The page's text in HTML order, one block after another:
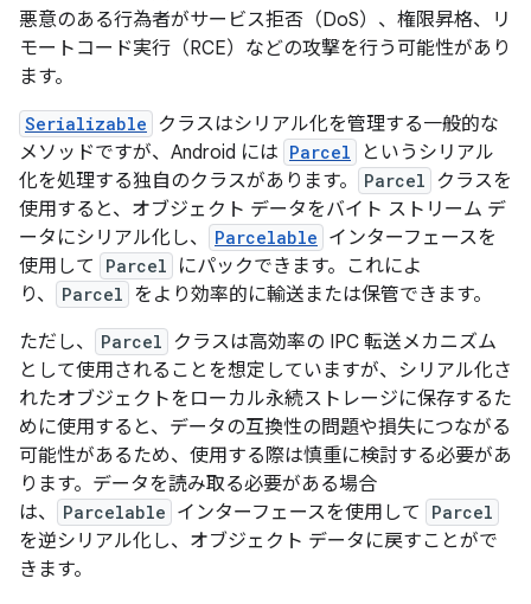
悪意のある行為者がサービス拒否（DoS）、権限昇格、リ
モートコード実行（RCE）などの攻撃を行う可能性があり
ます。
Serializable
クラスはシリアル化を管理する一般的な
メソッドですが、Android には Parcel
というシリアル
化を処理する独自のクラスがあります。
Parcel
クラスを
使用すると、オブジェクト データをバイト ストリーム デ
ータにシリアル化し、
Parcelable インターフェースを
使用して
Parcel
にパックできます。これによ
り、
Parcel をより効率的に輸送または保管できます。
ただし、
Parcel
クラスは高効率の IPC 転送メカニズム
として使用されることを想定していますが、シリアル化さ
れたオブジェクトをローカル永続ストレージに保存するた
めに使用すると、データの互換性の問題や損失につながる
可能性があるため、使用する際は慎重に検討する必要があ
ります。データを読み取る必要がある場合
は、
Parcelable インターフェースを使用して Parcel
を逆シリアル化し、オブジェクト データに戻すことがで
きます。